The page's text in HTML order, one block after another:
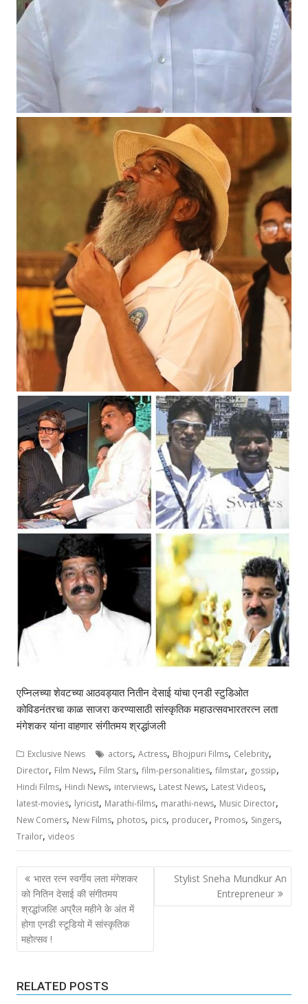
एप्निलच्या शेवटच्या आठवड्यात नितीन देसाई यांचा एनडी स्टुडिओत
कोविडनंतरचा काळ साजरा करण्यासाठी सांस्कृतिक महाउत्सवभारतरत्न लता
मंगेशकर यांना वाहणार संगीतमय श्रद्धांजली
Exclusive News actors,Actress, Bhojpuri Films, Celebrity,
Director, Film News, Film Stars,film-personalities,filmstar, gossip,
Hindi Films, Hindi News, interviews, Latest News, Latest Videos,
latest-movies, lyricist, Marathi-films, marathi-news, Music Director,
New Comers, New Films, photos, pics, producer, Promos, Singers,
Trailor,videos
Post
navigation
भारत रत्न स्वर्गीय लता मंगेशकर
को नितिन देसाई की संगीतमय
श्रद्धांजलि! अप्रैल महीने के अंत में
होगा एनडी स्टूडियो में सांस्कृतिक
महोत्सव !
Stylist Sneha Mundkur An
Entrepreneur
RELATED POSTS